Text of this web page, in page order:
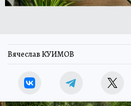
Вячеслав КУИМОВ